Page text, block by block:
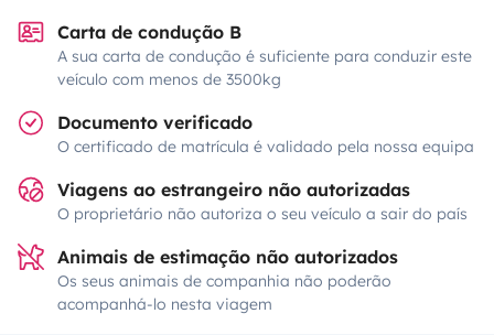
Carta de condução B
A sua carta de condução é suficiente para conduzir este
veículo com menos de 3500kg
Documento verificado
O certificado de matrícula é validado pela nossa equipa
Viagens ao estrangeiro não autorizadas
O proprietário não autoriza o seu veículo a sair do país
Animais de estimação não autorizados
Os seus animais de companhia não poderão
acompanhá-lo nesta viagem